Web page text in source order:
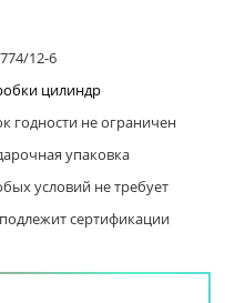
12-6
цилиндр
годности не ограничен
упаковка
условий не требует
сертификации